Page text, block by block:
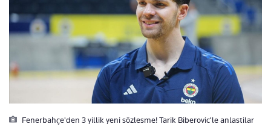
Fenerbahçe'den 3 yillik yeni sözlesme! Tarik Biberovic'le anlastilar